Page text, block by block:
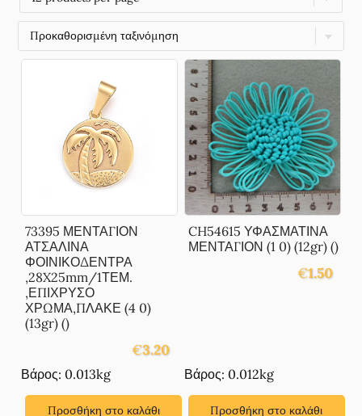
73395 ΜΕΝΤΑΓΙΟΝ
ΑΤΣΑΛΙΝΑ
ΦΟΙΝΙΚΟΔΕΝΤΡΑ
,28X25mm/1ΤΕΜ.
,ΕΠΙΧΡΥΣΟ
ΧΡΩΜΑ,ΠΛΑΚΕ (4 0)
(13gr) ()
€3.20
Βάρος: 0.013kg
Προσθήκη στο καλάθι
CH54615 ΥΦΑΣΜΑΤΙΝΑ
ΜΕΝΤΑΓΙΟΝ (1 0) (12gr) ()
€1.50
Βάρος: 0.012kg
Προσθήκη στο καλάθι